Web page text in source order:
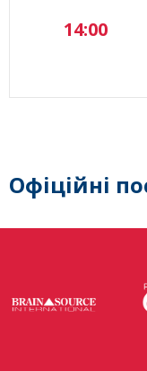
14:00
Офіційні